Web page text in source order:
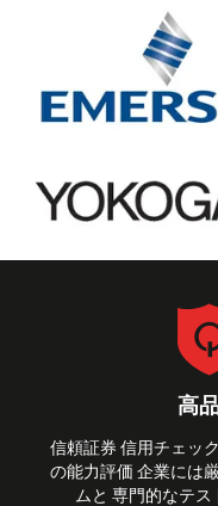
高
信頼証券 信用チェッ
の能力評価 企業には
ムと 専門的なテ